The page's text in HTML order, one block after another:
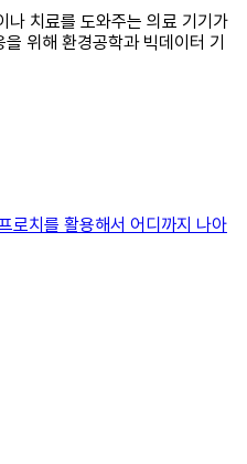
나 치료를 도와주는 의료 기기가
위해 환경공학과 빅데이터 기
로치를 활용해서 어디까지 나아